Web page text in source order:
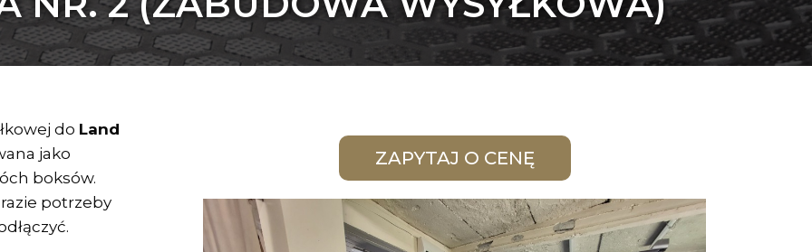
do Land
jako
boksów.
potrzeby